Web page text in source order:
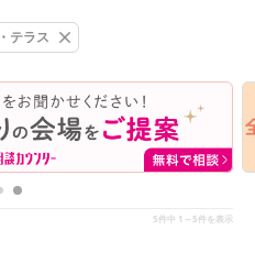
テラス
5 件中 1～5 件を表示